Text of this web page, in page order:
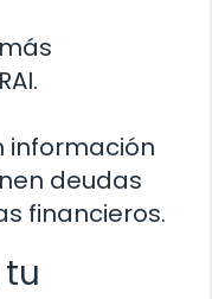
información
deudas
financieros.